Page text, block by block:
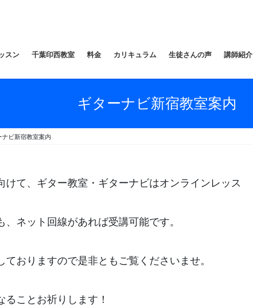
スン 千葉印西教室 料金 カリキュラム 生徒さんの声 講師紹介
ギターナビ新宿教室案内
ナビ新宿教室案内
けて、ギター教室・ギターナビはオンラインレッス
ネット回線があれば受講可能です。
おりますので是非ともご覧くださいませ。
ことお祈りします！